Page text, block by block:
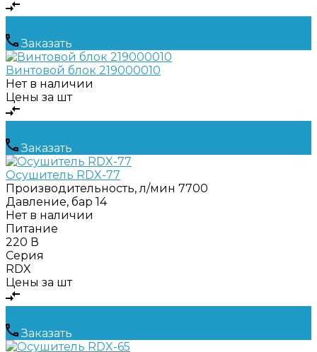
Заказать
Винтовой блок 219000010
Нет в наличии
Цены за шт
Заказать
Осушитель RDX-77
Производительность, л/мин 7700
Давление, бар 14
Нет в наличии
Питание
220 В
Серия
RDX
Цены за шт
Заказать